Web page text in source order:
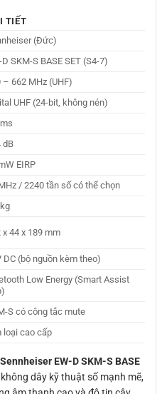
TIẾT
(Đức)
D SKM-S BASE SET (S4-7)
– 662 MHz (UHF)
UHF (24-bit, không nén)
dB
EIRP
/ 2240 tần số có thể chọn
x 44 x 189 mm
DC (bộ nguồn kèm theo)
Low Energy (Smart Assist
S có công tắc mute
loại cao cấp
Sennheiser EW-D SKM-S BASE
dây kỹ thuật số mạnh mẽ,